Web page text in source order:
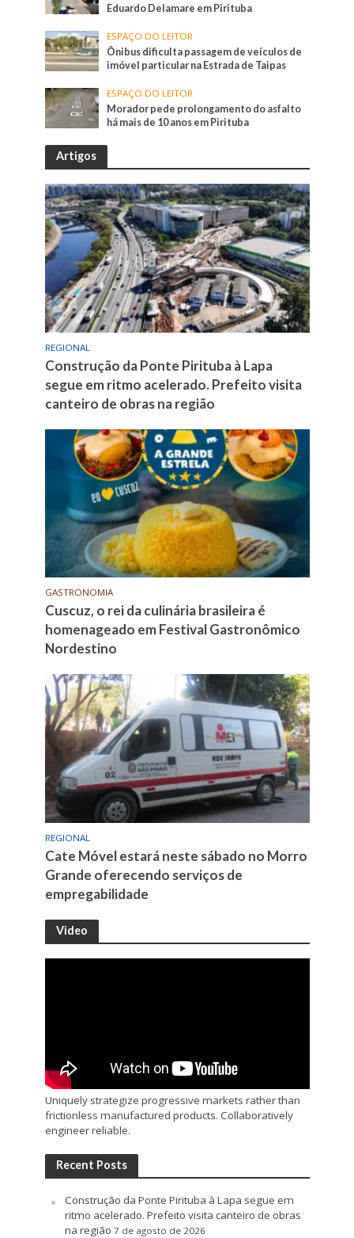
Eduardo Delamare em Pirituba
ESPAÇO DO LEITOR
Ônibus dificulta passagem de veículos de
imóvel particular na Estrada de Taipas
ESPAÇO DO LEITOR
Morador pede prolongamento do asfalto
há mais de 10 anos em Pirituba
Artigos
REGIONAL
Construção da Ponte Pirituba à Lapa
segue em ritmo acelerado. Prefeito visita
canteiro de obras na região
GASTRONOMIA
Cuscuz, o rei da culinária brasileira é
homenageado em Festival Gastronômico
Nordestino
REGIONAL
Cate Móvel estará neste sábado no Morro
Grande oferecendo serviços de
empregabilidade
Video
Uniquely strategize progressive markets rather than
frictionless manufactured products. Collaboratively
engineer reliable.
Recent Posts
Construção da Ponte Pirituba à Lapa segue em
ritmo acelerado. Prefeito visita canteiro de obras
na região 7 de agosto de 2026